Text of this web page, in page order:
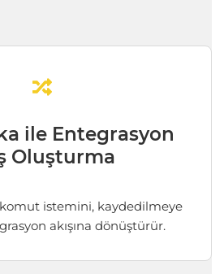
ile Entegrasyon
Oluşturma
istemini, kaydedilmeye
akışına dönüştürür.